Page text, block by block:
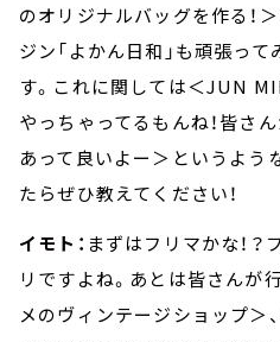
のオリジナルバッグを作る！
ジン「よかん日和」も頑張っ
す。これに関しては＜JUN
やっちゃってるもんね！皆さ
あって良いよー＞というよう
たらぜひ教えてください！
イモト： まずはフリマかな！
リですよね。あとは皆さんが
メのヴィンテージショップ＞